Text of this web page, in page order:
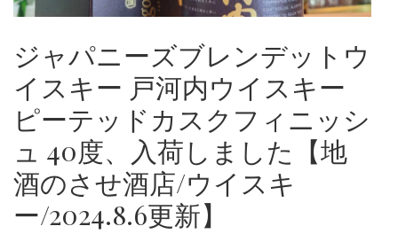
ジャパニーズブレンデットウ
イスキー 戸河内ウイスキー
ピーテッドカスクフィニッシ
ュ 40度、入荷しました【地
酒のさせ酒店/ウイスキ
ー/2024.8.6更新】